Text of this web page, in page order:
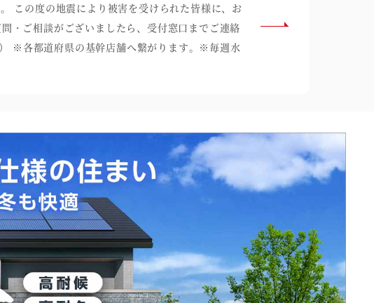
この度の地震により被害を受けられた皆様に、お
・ご相談がございましたら、受付窓口までご連絡
※各都道府県の基幹店舗へ繋がります。※毎週水